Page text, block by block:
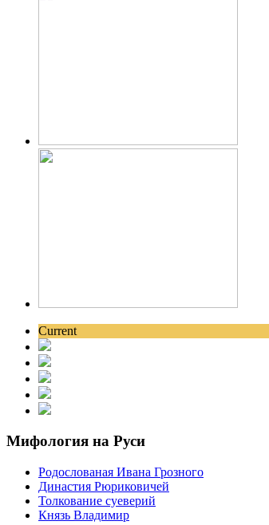
Current
Мифология на Руси
Родослованая Ивана Грозного
Династия Рюриковичей
Толкование суеверий
Князь Владимир